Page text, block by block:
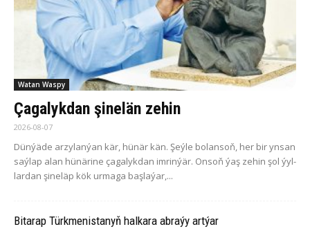
Watan Waspy
Çagalykdan şinelän zehin
2026-08-07
Dün­ýä­de ar­zy­la­n­ýan kär, hü­när kän. Şeý­le bo­lan­soň, her bir yn­san
saý­lap alan hü­nä­ri­ne ça­ga­lyk­dan im­rin­ýär. On­soň ýaş ze­hin şol ýyl­
lar­dan şi­ne­läp kök ur­ma­ga baş­la­ýar,...
Bitarap Türkmenistanyň halkara abraýy artýar